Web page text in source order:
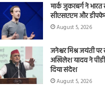
मार्क जुकरबर्ग ने
सीएसएएम और
August 5, 2026
जनेश्वर मिश्र जयंती पर
अखिलेश यादव ने
दिया संदेश
August 5, 2026